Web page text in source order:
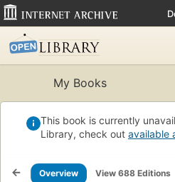
My Books
This book is currently
Library, check out available
Overview View 688 Editions